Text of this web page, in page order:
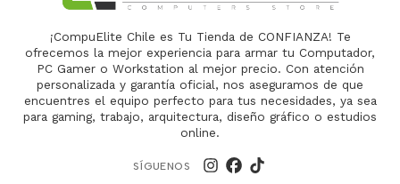
¡CompuElite Chile es Tu Tienda de CONFIANZA! Te
ofrecemos la mejor experiencia para armar tu Computador,
PC Gamer o Workstation al mejor precio. Con atención
personalizada y garantía oficial, nos aseguramos de que
encuentres el equipo perfecto para tus necesidades, ya sea
para gaming, trabajo, arquitectura, diseño gráfico o estudios
online.
SÍGUENOS